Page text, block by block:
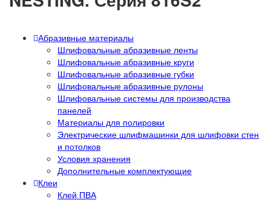
Абразивные материалы
Шлифовальные абразивные ленты
Шлифовальные абразивные круги
Шлифовальные абразивные губки
Шлифовальные абразивные рулоны
Шлифовальные системы для производства
панелей
Материалы для полировки
Электрические шлифмашинки для шлифовки стен
и потолков
Условия хранения
Дополнительные комплектующие
Клеи
Клей ПВА